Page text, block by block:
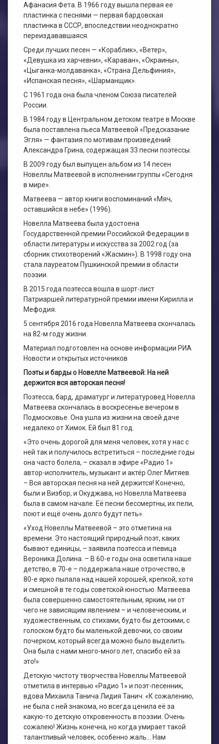
Афанасия Фета. В 1966 году вышла первая ее
пластинка с песнями — первая бардовская
пластинка в СССР, впоследствии неоднократно
переиздававшаяся.
Среди лучших песен — «Кораблик», «Ветер»,
«Девушка из харчевни», «Караван», «Окраины»,
«Цыганка-молдаванка», «Страна Дельфиния»,
«Испанская песня», «Шарманщик».
С 1961 года она была членом Союза писателей
России.
В 1984 году в Центральном детском театре в Москве
была поставлена пьеса Матвеевой «Предсказание
Эгля» — фантазия по мотивам произведений
Александра Грина, содержащая 33 песни поэтессы.
В 2009 году был выпущен альбом из 14 песен
Новеллы Матвеевой в исполнении группы «Сегодня
в мире».
Матвеева — автор книги воспоминаний «Мяч,
оставшийся в небе» (1996).
Новелла Матвеева была удостоена
Государственной премии Российской Федерации в
области литературы и искусства за 2002 год (за
сборник стихотворений «Жасмин»). В 1998 году она
стала лауреатом Пушкинской премии в области
поэзии.
В 2015 года поэтесса вошла в шорт-лист
Патриаршей литературной премии имени Кирилла и
Мефодия.
5 сентября 2016 года Новелла Матвеева скончалась
на 82-м году жизни.
Материал подготовлен на основе информации РИА
Новости и открытых источников
Поэты и барды о Новелле Матвеевой: На ней
держится вся авторская песня!
Поэтесса, бард, драматург и литературовед Новелла
Матвеева скончалась в воскресенье вечером в
Подмосковье. Она ушла из жизни на своей даче
недалеко от Химок. Ей был 81 год.
«Это очень дорогой для меня человек, хотя у нас с
ней так и получилось встретиться – последние годы
она часто болела, – сказал в эфире «Радио 1»
автор-исполнитель, музыкант и актёр Олег Митяев.
– Вся авторская песня на ней держится! Конечно,
были и Визбор, и Окуджава, но Новелла Матвеева
была в самом начале. Её песни бессмертны, их пели,
поют и ещё очень долго будут петь».
«Уход Новеллы Матвеевой – это отметина на
времени. Это настоящий природный поэт, каких
бывают единицы, – заявила поэтесса и певица
Вероника Долина. – В 60-е годы она осветила наше
детство, в 70-е – поддержала наше отрочество, в
80-е ярко пылала над нашей хорошей, крепкой, хотя
и смешной в те годы советской юностью. Матвеева
была совершенно самостоятельным, ярким, ни от
чего не зависящим явлением – и человеческим, и
художественным, со стихами, будто бы детскими, с
голоском будто бы маленькой девочки, со своим
почерком, который всегда можно было выделить.
Она была с нами много-много лет, спасибо ей за
это!»
Детскую чистоту творчества Новеллы Матвеевой
отметила в интервью «Радио 1» и поэт-песенник,
вдова Михаила Танича Лидия Танич: «К сожалению,
не была с ней знакома, но всегда ценила её за
какую-то детскую откровенность в поэзии. Очень
сожалею! Жизнь конечна, но когда умирает такой
талантливый человек, особенно жаль… Нам